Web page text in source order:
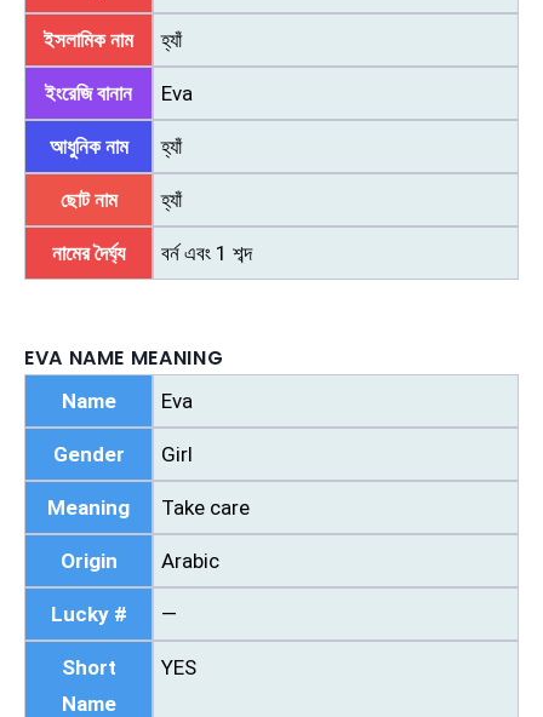
ইসলামিক নাম হ্যাঁ
ইংরেজি বানান Eva
আধুনিক নাম হ্যাঁ
ছোট নাম হ্যাঁ
নামের দৈর্ঘ্য বর্ন এবং 1 শব্দ
EVA NAME MEANING
Name Eva
Gender Girl
Meaning Take care
Origin Arabic
Lucky # —
Short
Name
YES